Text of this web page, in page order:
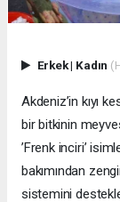
Erkek| Kadın
Akdeniz’in kıyı
bir bitkinin
’Frenk inciri’
bakımından
sistemini